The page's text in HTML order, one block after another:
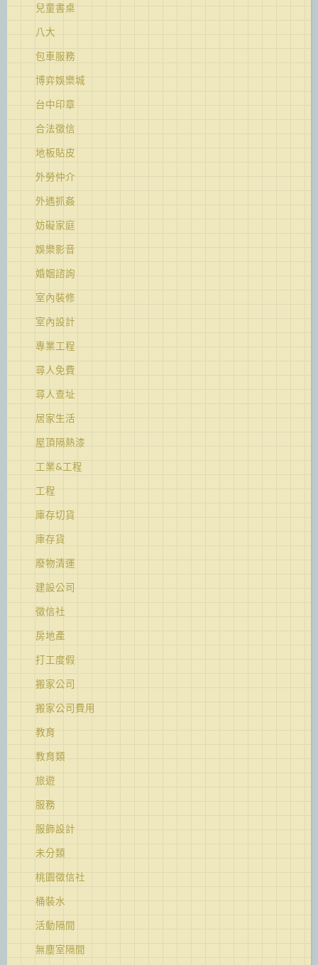
兒童書桌
八大
包車服務
博弈娛樂城
台中印章
合法徵信
地板貼皮
外勞仲介
外遇抓姦
妨礙家庭
娛樂影音
婚姻諮詢
室內裝修
室內設計
專業工程
尋人免費
尋人查址
居家生活
屋頂隔熱漆
工業&工程
工程
庫存切貨
庫存貨
廢物清運
建設公司
徵信社
房地產
打工度假
搬家公司
搬家公司費用
教育
教育類
旅遊
服務
服飾設計
未分類
桃園徵信社
桶裝水
活動隔間
無塵室隔間